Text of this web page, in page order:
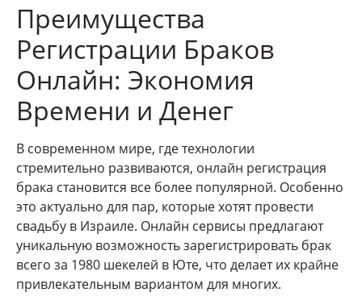
Преимущества
Регистрации Браков
Онлайн: Экономия
Времени и Денег
В современном мире, где технологии
стремительно развиваются, онлайн регистрация
брака становится все более популярной. Особенно
это актуально для пар, которые хотят провести
свадьбу в Израиле. Онлайн сервисы предлагают
уникальную возможность зарегистрировать брак
всего за 1980 шекелей в Юте, что делает их крайне
привлекательным вариантом для многих.